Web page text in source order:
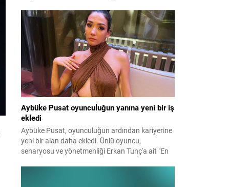
Aybüke Pusat oyunculuğun yanına yeni bir iş
ekledi
Aybüke Pusat, oyunculuğun ardından kariyerine
yeni bir alan daha ekledi. Ünlü oyuncu,
senaryosu ve yönetmenliği Erkan Tunç'a ait "En